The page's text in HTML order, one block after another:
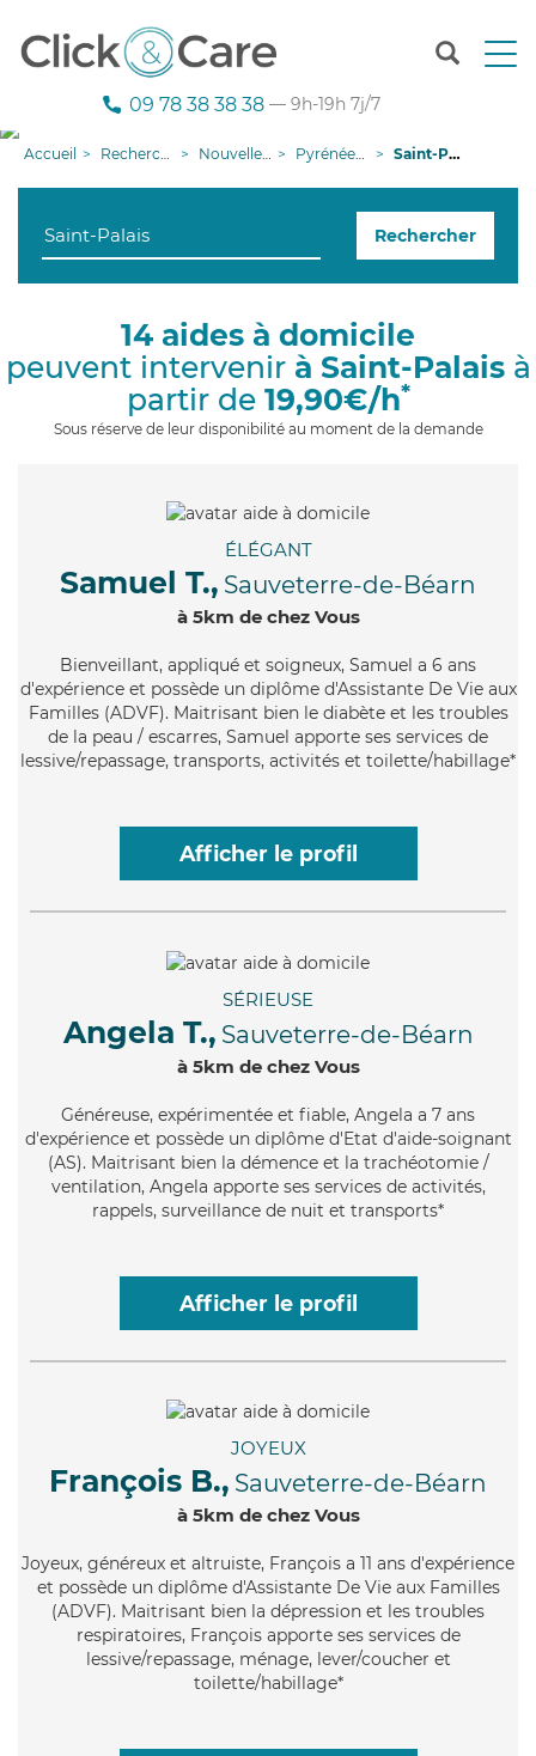
T
n
g
i
09 78 38 38 38 — 9h-19h 7j/7
Accueil Recherche aide à domicile Nouvelle-Aquitaine Pyrénées-Atlantiques Saint-Palais
Rechercher
14 aides à domicile
peuvent intervenir à Saint-Palaisà
partir de 19,90€/h*
Sous réserve de leur disponibilité au moment de la demande
ÉLÉGANT
Samuel T., Sauveterre-de-Béarn
à 5km de chez Vous
Bienveillant, appliqué et soigneux, Samuel a 6 ans
d'expérience et possède un diplôme d'Assistante De Vie aux
Familles (ADVF). Maitrisant bien le diabète et les troubles
de la peau / escarres, Samuel apporte ses services de
lessive/repassage, transports, activités et toilette/habillage*
Afficher le profil
SÉRIEUSE
Angela T., Sauveterre-de-Béarn
à 5km de chez Vous
Généreuse, expérimentée et fiable, Angela a 7 ans
d'expérience et possède un diplôme d'Etat d'aide-soignant
(AS). Maitrisant bien la démence et la trachéotomie /
ventilation, Angela apporte ses services de activités,
rappels, surveillance de nuit et transports*
Afficher le profil
JOYEUX
François B., Sauveterre-de-Béarn
à 5km de chez Vous
Joyeux, généreux et altruiste, François a 11 ans d'expérience
et possède un diplôme d'Assistante De Vie aux Familles
(ADVF). Maitrisant bien la dépression et les troubles
respiratoires, François apporte ses services de
lessive/repassage, ménage, lever/coucher et
toilette/habillage*